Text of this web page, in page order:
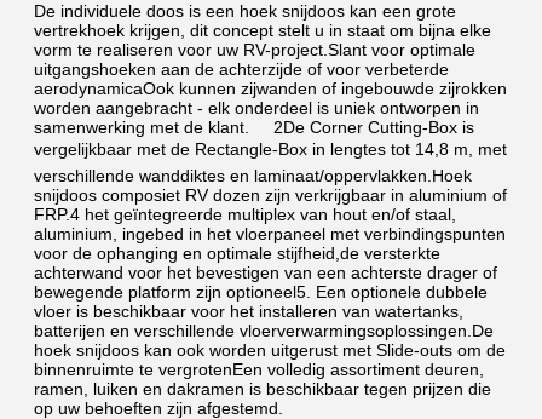
De individuele doos is een hoek snijdoos kan een grote
vertrekhoek krijgen, dit concept stelt u in staat om bijna elke
vorm te realiseren voor uw RV-project.Slant voor optimale
uitgangshoeken aan de achterzijde of voor verbeterde
aerodynamicaOok kunnen zijwanden of ingebouwde zijrokken
worden aangebracht - elk onderdeel is uniek ontworpen in
samenwerking met de klant.     2De Corner Cutting-Box is
vergelijkbaar met de Rectangle-Box in lengtes tot 14,8 m, met
verschillende wanddiktes en laminaat/oppervlakken.Hoek
snijdoos composiet RV dozen zijn verkrijgbaar in aluminium of
FRP.4 het geïntegreerde multiplex van hout en/of staal,
aluminium, ingebed in het vloerpaneel met verbindingspunten
voor de ophanging en optimale stijfheid,de versterkte
achterwand voor het bevestigen van een achterste drager of
bewegende platform zijn optioneel5. Een optionele dubbele
vloer is beschikbaar voor het installeren van watertanks,
batterijen en verschillende vloerverwarmingsoplossingen.De
hoek snijdoos kan ook worden uitgerust met Slide-outs om de
binnenruimte te vergrotenEen volledig assortiment deuren,
ramen, luiken en dakramen is beschikbaar tegen prijzen die
op uw behoeften zijn afgestemd.